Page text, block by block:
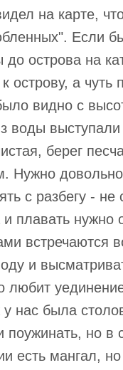
на карте,
Если
до острова на
острову, а чуть
видно с
воды
берег
Нужно
с разбегу - не
плавать нужно
встречаются
и
любит
нас была
поужинать, но
есть мангал,